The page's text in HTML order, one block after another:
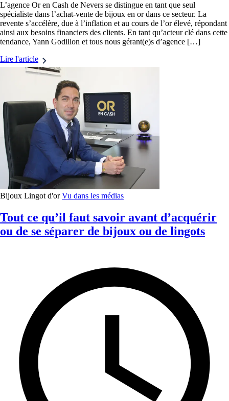
L’agence Or en Cash de Nevers se distingue en tant que seul
spécialiste dans l’achat-vente de bijoux en or dans ce secteur. La
revente s’accélère, due à l’inflation et au cours de l’or élevé, répondant
ainsi aux besoins financiers des clients. En tant qu’acteur clé dans cette
tendance, Yann Godillon et tous nous gérant(e)s d’agence […]
Lire l'article
Bijoux Lingot d'or Vu dans les médias
Tout ce qu’il faut savoir avant d’acquérir
ou de se séparer de bijoux ou de lingots